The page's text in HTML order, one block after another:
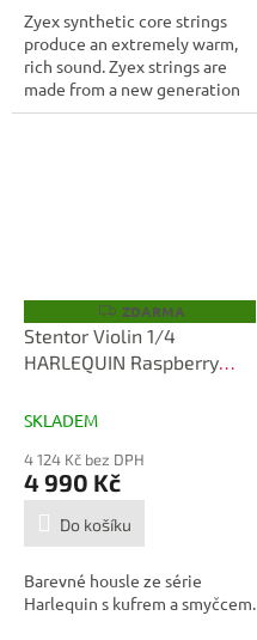
Zyex synthetic core strings
produce an extremely warm,
rich sound. Zyex strings are
made from a new generation
of...
Z
D
A
R
ZDARMA
Stentor Violin 1/4
HARLEQUIN Raspberry
SKLADEM
4 124 Kč bez DPH
4 990 Kč
Do košíku
Barevné housle ze série
Harlequin s kufrem a smyčcem.